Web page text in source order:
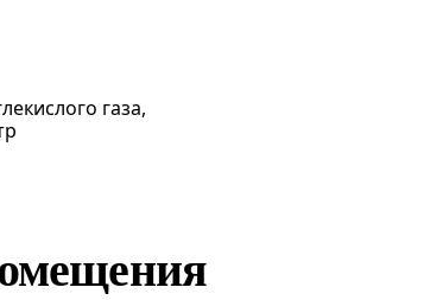
газа,